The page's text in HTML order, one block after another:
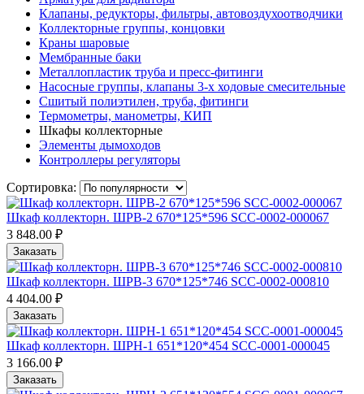
Клапаны, редукторы, фильтры, автовоздухоотводчики
Коллекторные группы, концовки
Краны шаровые
Мембранные баки
Металлопластик труба и пресс-фитинги
Насосные группы, клапаны 3-х ходовые смесительные
Сшитый полиэтилен, труба, фитинги
Термометры, манометры, КИП
Шкафы коллекторные
Элементы дымоходов
Контроллеры регуляторы
Сортировка:
Шкаф коллекторн. ШРВ-2 670*125*596 SCC-0002-000067
3 848.00 ₽
Заказать
Шкаф коллекторн. ШРВ-3 670*125*746 SCC-0002-000810
4 404.00 ₽
Заказать
Шкаф коллекторн. ШРН-1 651*120*454 SCC-0001-000045
3 166.00 ₽
Заказать